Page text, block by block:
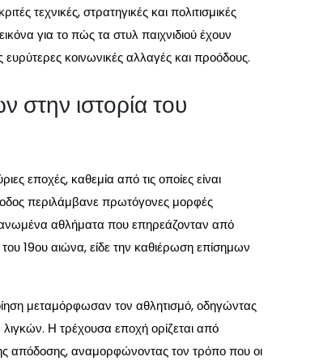
τεχνικές, στρατηγικές και πολιτισμικές
για το πώς τα στυλ παιχνιδιού έχουν
κοινωνικές αλλαγές και προόδους.
ιστορία του
εποχές, καθεμία από τις οποίες είναι
περιλάμβανε πρωτόγονες μορφές
αθλήματα που επηρεάζονταν από
19ου αιώνα, είδε την καθιέρωση επίσημων
μεταμόρφωσαν τον αθλητισμό, οδηγώντας
Η τρέχουσα εποχή ορίζεται από
απόδοσης, αναμορφώνοντας τον τρόπο που οι